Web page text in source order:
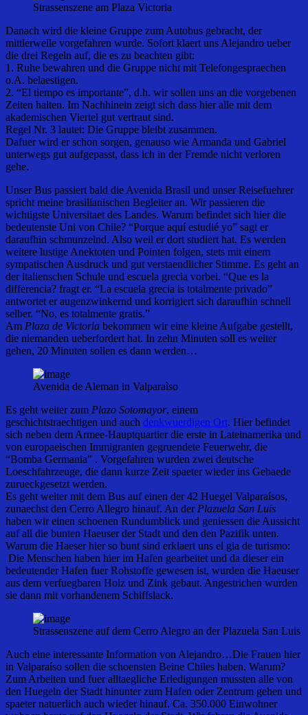
Strassenszene am Plaza Victoria
Danach wird die kleine Gruppe zum Autobus gebracht, der
mittlerweile vorgefahren wurde. Sofort klaert uns Alejandro ueber
die drei Regeln auf, die es zu beachten gibt:
1. Ruhe bewahren und die Gruppe nicht mit Telefongespraechen
o.A. belaestigen.
2. “El tiempo es importante”, d.h. wir sollen uns an die vorgebenen
Zeiten halten. Im Nachhinein zeigt sich dass hier alle mit dem
akademischen Viertel gut vertraut sind.
Regel Nr. 3 lautet: Die Gruppe bleibt zusammen.
Dafuer wird er schon sorgen, genauso wie Armanda und Gabriel
unterwegs gut aufgepasst, dass ich in der Fremde nicht verloren
gehe.
Unser Bus passiert bald die Avenida Brasil und unser Reisefuehrer
spricht meine brasilianischen Begleiter an. Wir passieren die
wichtigste Universitaet des Landes. Warum befindet sich hier die
bedeutenste Uni von Chile? “Porque aquí estudié yo” sagt er
daraufhin schmunzelnd. Also weil er dort studiert hat. Es werden
weitere lustige Anektoten und Pointen folgen, stets mit einem
sympatischen Ausdruck und gut verstaendlicher Stimme. Es geht an
der italienschen Schule und escuela grecia vorbei. “Que es la
differencia? fragt er. “La escuela grecia is totalmente privado”
antwortet er augenzwinkernd und korrigiert sich daraufhin schnell
selber. “No, es totalmente gratis.”
Am Plaza de Victoria bekommen wir eine kleine Aufgabe gestellt,
die niemanden ueberfordert hat. In zehn Minuten soll es weiter
gehen, 20 Minuten sollen es dann werden…
Avenida de Aleman in Valparaìso
Es geht weiter zum Plazo Sotomayor, einem
geschichtstraechtigen und auch denkwuerdigen Ort. Hier befindet
sich neben dem Armee-Hauptquartier die erste in Lateinamerika und
von europaeischen Immigranten gegruendete Feuerwehr, die
“Bomba Germania” . Vorgefahren wurden zwei deutsche
Loeschfahrzeuge, die dann kurze Zeit spaeter wieder ins Gebaede
zurueckgesetzt werden.
Es geht weiter mit dem Bus auf einen der 42 Huegel Valparaísos,
zunaechst den Cerro Allegro hinauf. An der Plazuela San Luis
haben wir einen schoenen Rundumblick und geniessen die Aussicht
auf all die bunten Haeuser der Stadt und den den Pazifik unten.
Warum die Haeser hier so bunt sind erklaert uns el gia de turismo:
Die Menschen haben hier im Hafen gearbeitet und da dieser ein
bedeutender Hafen fuer Rohstoffe gewesen ist, wurden die Haeuser
aus dem verfuegbaren Holz und Zink gebaut. Angestrichen wurden
sie dann mit vorhandenem Schiffslack.
Strassenszene auf dem Cerro Alegro an der Plazuela San Luis
Auch eine interessante Information von Alejandro…Die Frauen hier
in Valparaíso sollen die schoensten Beine Chiles haben. Warum?
Zum Arbeiten und fuer alltaegliche Erledigungen mussten alle von
den Huegeln der Stadt hinunter zum Hafen oder Zentrum gehen und
spaeter natuerlich auch wieder hinauf. Ca. 350.000 Einwohner